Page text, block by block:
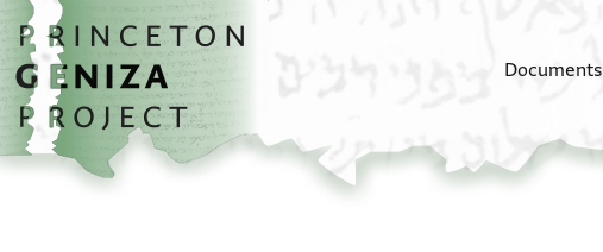
Skip to main content
home
Documents